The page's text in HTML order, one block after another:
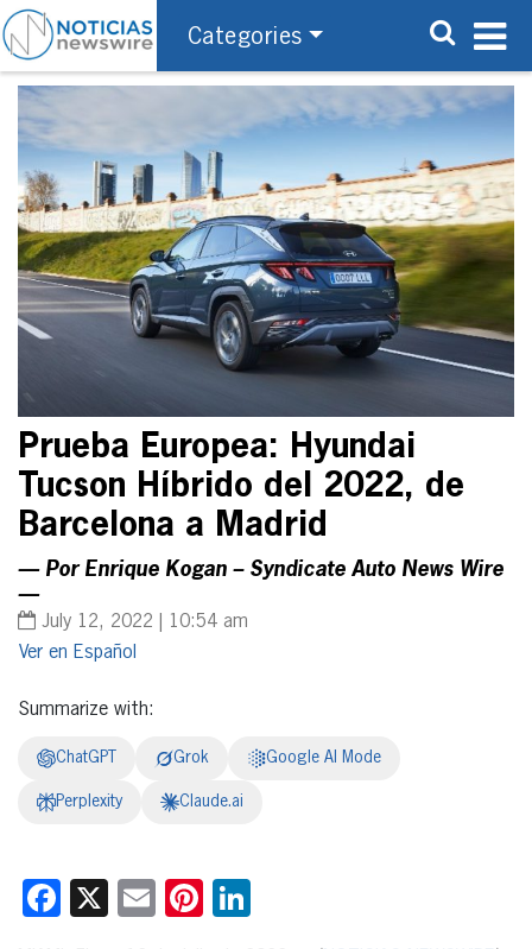
Categories
Prueba Europea: Hyundai
Tucson Híbrido del 2022, de
Barcelona a Madrid
— Por Enrique Kogan – Syndicate Auto News Wire
—
July 12, 2022 | 10:54 am
Español
Summarize with:
ChatGPT Grok Google AI Mode
Perplexity Claude.ai
Facebook
X EmailPinterest